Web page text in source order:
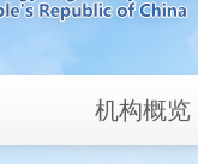
机构概览